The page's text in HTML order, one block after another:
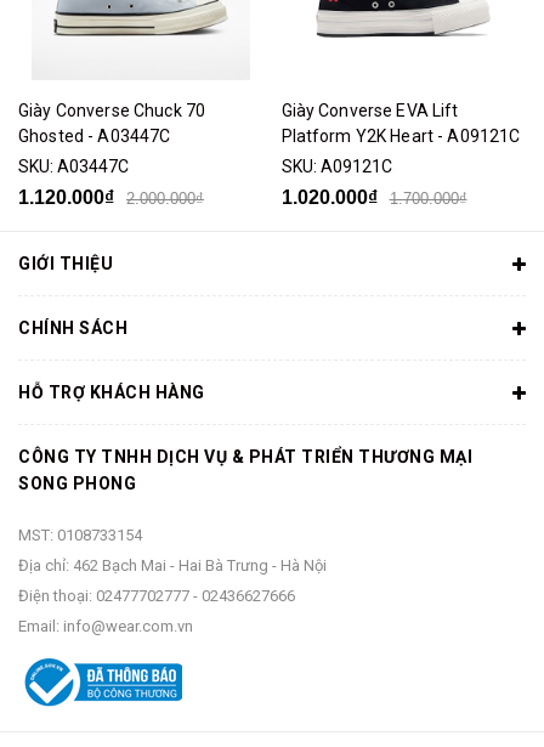
Giày Converse Chuck 70
Ghosted - A03447C
SKU: A03447C
1.120.000₫ 2.000.000₫
Giày Converse EVA Lift
Platform Y2K Heart - A09121C
SKU: A09121C
1.020.000₫ 1.700.000₫
GIỚI THIỆU
CHÍNH SÁCH
HỖ TRỢ KHÁCH HÀNG
CÔNG TY TNHH DỊCH VỤ & PHÁT TRIỂN THƯƠNG MẠI
SONG PHONG
MST: 0108733154
Địa chỉ: 462 Bạch Mai - Hai Bà Trưng - Hà Nội
Điện thoại: 02477702777 - 02436627666
Email: info@wear.com.vn